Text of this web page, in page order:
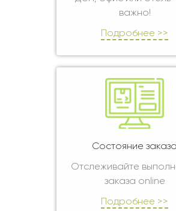
важно!
Подробнее >>
Состояние заказа
Отслеживайте
заказа online
Подробнее >>